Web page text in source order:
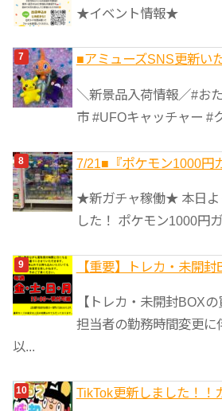
★イベント情報★
■アミューズSNS更新い
＼新景品入荷情報／#お
市 #UFOキャッチャー #
7/21■『ポケモン1000円
★新ガチャ稼働★ 本日よ
した！ ポケモン1000円
【重要】トレカ・未開
【トレカ・未開封BOX
担当者の勤務時間変更に
以...
TikTok更新しました！！